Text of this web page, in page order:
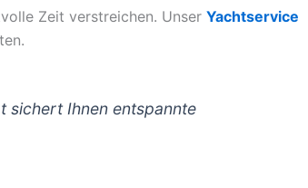
Zeit verstreichen. Unser Yachtservice
sichert Ihnen entspannte